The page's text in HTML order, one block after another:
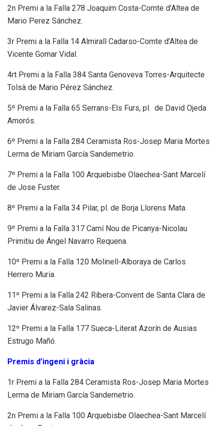
2n Premi a la Falla 278 Joaquim Costa-Comte d’Altea de
Mario Perez Sánchez.
3r Premi a la Falla 14 Almirall Cadarso-Comte d’Altea de
Vicente Gomar Vidal.
4rt Premi a la Falla 384 Santa Genoveva Torres-Arquitecte
Tolsà de Mario Pérez Sánchez.
5º Premi a la Falla 65 Serrans-Els Furs, pl. de David Ojeda
Amorós.
6º Premi a la Falla 284 Ceramista Ros-Josep Maria Mortes
Lerma de Miriam García Sandemetrio.
7º Premi a la Falla 100 Arquebisbe Olaechea-Sant Marcelí
de Jose Fuster.
8º Premi a la Falla 34 Pilar, pl. de Borja Llorens Mata.
9º Premi a la Falla 317 Camí Nou de Picanya-Nicolau
Primitiu de Ángel Navarro Requena.
10º Premi a la Falla 120 Molinell-Alboraya de Carlos
Herrero Muria.
11º Premi a la Falla 242 Ribera-Convent de Santa Clara de
Javier Álvarez-Sala Salinas.
12º Premi a la Falla 177 Sueca-Literat Azorín de Ausias
Estrugo Mañó.
Premis d’ingeni i gràcia
1r Premi a la Falla 284 Ceramista Ros-Josep Maria Mortes
Lerma de Miriam García Sandemetrio.
2n Premi a la Falla 100 Arquebisbe Olaechea-Sant Marcelí